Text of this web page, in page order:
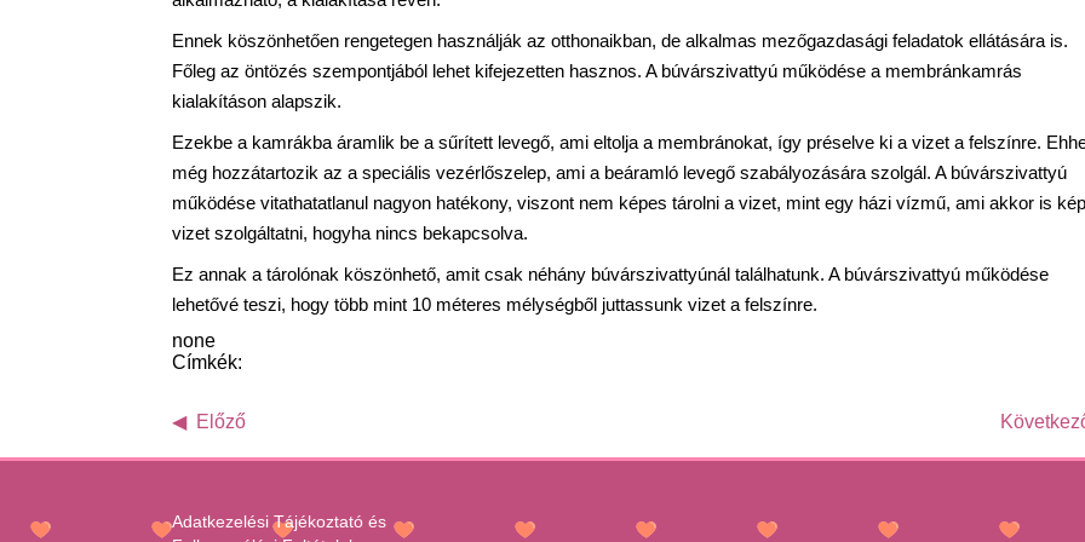
Ennek köszönhetően rengetegen használják az otthonaikban, de alkalmas mezőgazdasági feladatok ellátására is.
Főleg az öntözés szempontjából lehet kifejezetten hasznos. A búvárszivattyú működése a membránkamrás
kialakításon alapszik.
Ezekbe a kamrákba áramlik be a sűrített levegő, ami eltolja a membránokat, így préselve ki a vizet a felszínre.
még hozzátartozik az a speciális vezérlőszelep, ami a beáramló levegő szabályozására szolgál. A búvárszivattyú
működése vitathatatlanul nagyon hatékony, viszont nem képes tárolni a vizet, mint egy házi vízmű, ami akkor is
vizet szolgáltatni, hogyha nincs bekapcsolva.
Ez annak a tárolónak köszönhető, amit csak néhány búvárszivattyúnál találhatunk. A búvárszivattyú működése
lehetővé teszi, hogy több mint 10 méteres mélységből juttassunk vizet a felszínre.
none
Címkék:
Előző
Adatkezelési Tájékoztató és